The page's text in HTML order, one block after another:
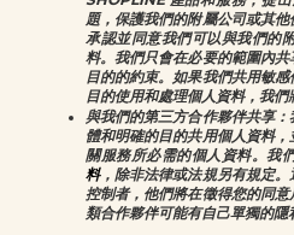
題，保護我們的附屬公司或其
承認並同意我們可以與我們的
料。我們只會在必要的範圍內
目的的約束。如果我們共用敏
目的使用和處理個人資料，我們
與我們的第三方合作夥伴共享
體和明確的目的共用個人資料
關服務所必需的個人資料。我
料，除非法律或法規另有規定
控制者，他們將在徵得您的同
類合作夥伴可能有自己單獨的隱